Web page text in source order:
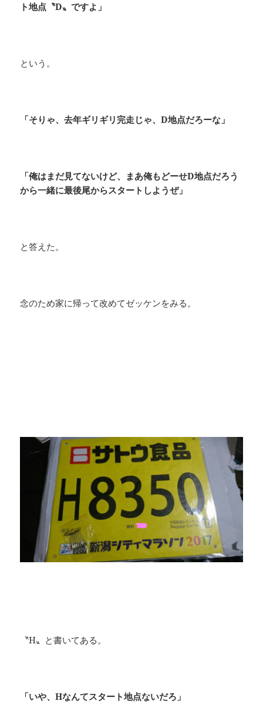
ト地点〝D〟ですよ」
という。
「そりゃ、去年ギリギリ完走じゃ、D地点だろーな」
「俺はまだ見てないけど、まあ俺もどーせD地点だろう
から一緒に最後尾からスタートしようぜ」
と答えた。
念のため家に帰って改めてゼッケンをみる。
〝H〟と書いてある。
「いや、Hなんてスタート地点ないだろ」